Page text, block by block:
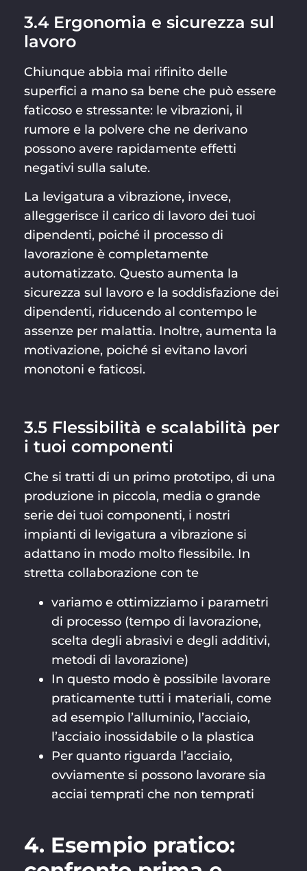
3.4 Ergonomia e sicurezza sul
lavoro
Chiunque abbia mai rifinito delle
superfici a mano sa bene che può essere
faticoso e stressante: le vibrazioni, il
rumore e la polvere che ne derivano
possono avere rapidamente effetti
negativi sulla salute.
La levigatura a vibrazione, invece,
alleggerisce il carico di lavoro dei tuoi
dipendenti, poiché il processo di
lavorazione è completamente
automatizzato. Questo aumenta la
sicurezza sul lavoro e la soddisfazione dei
dipendenti, riducendo al contempo le
assenze per malattia. Inoltre, aumenta la
motivazione, poiché si evitano lavori
monotoni e faticosi.
3.5 Flessibilità e scalabilità per
i tuoi componenti
Che si tratti di un primo prototipo, di una
produzione in piccola, media o grande
serie dei tuoi componenti, i nostri
impianti di levigatura a vibrazione si
adattano in modo molto flessibile. In
stretta collaborazione con te
variamo e ottimizziamo i parametri
di processo (tempo di lavorazione,
scelta degli abrasivi e degli additivi,
metodi di lavorazione)
In questo modo è possibile lavorare
praticamente tutti i materiali, come
ad esempio l’alluminio, l’acciaio,
l’acciaio inossidabile o la plastica
Per quanto riguarda l’acciaio,
ovviamente si possono lavorare sia
acciai temprati che non temprati
4. Esempio pratico: